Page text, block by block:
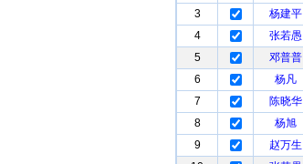
3
杨建平
4
张若愚
5
邓普普
6
杨凡
7
陈晓华
8
杨旭
9
赵万生